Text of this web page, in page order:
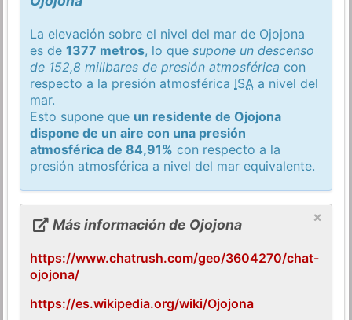
La elevación sobre el nivel del mar de Ojojona
es de1377 metros, lo quesupone un descenso
de 152,8 milibares de presión atmosférica con
respecto a la presión atmosférica ISA a nivel del
mar.
Esto supone que un residente de Ojojona
dispone de un aire con una presión
atmosférica de 84,91% con respecto a la
presión atmosférica a nivel del mar equivalente.
×
Más información de Ojojona
https://www.chatrush.com/geo/3604270/chat-
ojojona/
https://es.wikipedia.org/wiki/Ojojona